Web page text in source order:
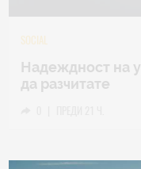
TECH
0 | 04.08.2026